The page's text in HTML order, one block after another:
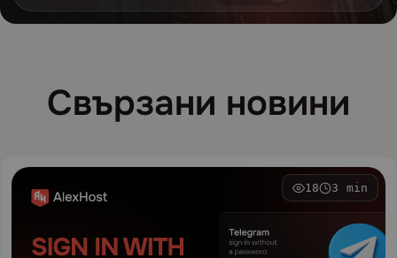
Свързани новини
18 3 min